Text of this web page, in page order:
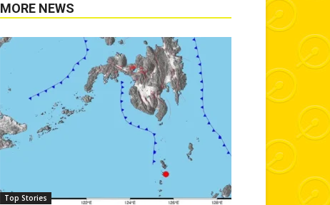
MORE NEWS
Top Stories